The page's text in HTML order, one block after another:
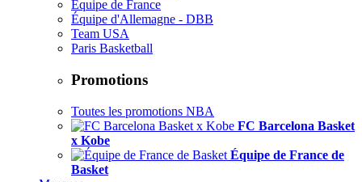
Équipe de France
Équipe d'Allemagne - DBB
Team USA
Paris Basketball
Promotions
Toutes les promotions NBA
FC Barcelona Basket
x Kobe
Équipe de France de
Basket